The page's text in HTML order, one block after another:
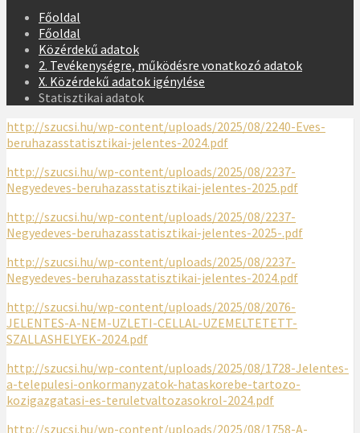
Főoldal
Főoldal
Közérdekű adatok
2. Tevékenységre, működésre vonatkozó adatok
X. Közérdekű adatok igénylése
Statisztikai adatok
http://szucsi.hu/wp-content/uploads/2025/08/2240-Eves-
beruhazasstatisztikai-jelentes-2024.pdf
http://szucsi.hu/wp-content/uploads/2025/08/2237-
Negyedeves-beruhazasstatisztikai-jelentes-2025.pdf
http://szucsi.hu/wp-content/uploads/2025/08/2237-
Negyedeves-beruhazasstatisztikai-jelentes-2025-.pdf
http://szucsi.hu/wp-content/uploads/2025/08/2237-
Negyedeves-beruhazasstatisztikai-jelentes-2024.pdf
http://szucsi.hu/wp-content/uploads/2025/08/2076-
JELENTES-A-NEM-UZLETI-CELLAL-UZEMELTETETT-
SZALLASHELYEK-2024.pdf
http://szucsi.hu/wp-content/uploads/2025/08/1728-Jelentes-
a-telepulesi-onkormanyzatok-hataskorebe-tartozo-
kozigazgatasi-es-teruletvaltozasokrol-2024.pdf
http://szucsi.hu/wp-content/uploads/2025/08/1758-A-